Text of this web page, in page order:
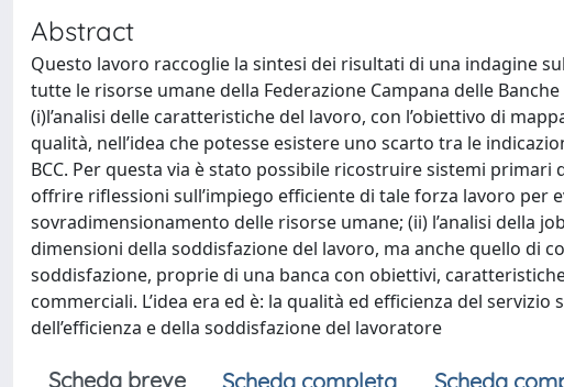
Abstract
Questo lavoro raccoglie la sintesi dei risultati di una indagine
tutte le risorse umane della Federazione Campana delle
(i)l’analisi delle caratteristiche del lavoro, con l’obiettivo di
qualità, nell’idea che potesse esistere uno scarto tra le
BCC. Per questa via è stato possibile ricostruire sistemi
offrire riflessioni sull’impiego efficiente di tale forza lavoro
sovradimensionamento delle risorse umane; (ii) l’analisi della
dimensioni della soddisfazione del lavoro, ma anche quello di
soddisfazione, proprie di una banca con obiettivi,
commerciali. L’idea era ed è: la qualità ed efficienza del
dell’efficienza e della soddisfazione del lavoratore
Scheda breve Scheda completa Scheda